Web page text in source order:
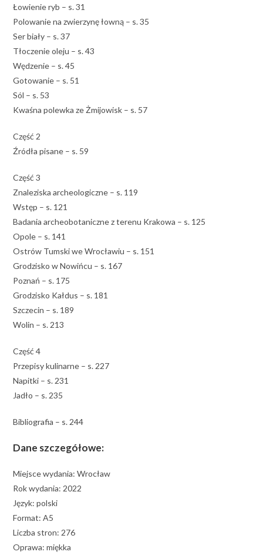
Łowienie ryb – s. 31
Polowanie na zwierzynę łowną – s. 35
Ser biały – s. 37
Tłoczenie oleju – s. 43
Wędzenie – s. 45
Gotowanie – s. 51
Sól – s. 53
Kwaśna polewka ze Żmijowisk – s. 57
Część 2
Źródła pisane – s. 59
Część 3
Znaleziska archeologiczne – s. 119
Wstęp – s. 121
Badania archeobotaniczne z terenu Krakowa – s. 125
Opole – s. 141
Ostrów Tumski we Wrocławiu – s. 151
Grodzisko w Nowińcu – s. 167
Poznań – s. 175
Grodzisko Kałdus – s. 181
Szczecin – s. 189
Wolin – s. 213
Część 4
Przepisy kulinarne – s. 227
Napitki – s. 231
Jadło – s. 235
Bibliografia – s. 244
Dane szczegółowe:
Miejsce wydania: Wrocław
Rok wydania: 2022
Język: polski
Format: A5
Liczba stron: 276
Oprawa: miękka